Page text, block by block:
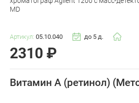
MD
Артикул: 05.10.040 до 5 д.
2310 ₽
Витамин А (ретинол)